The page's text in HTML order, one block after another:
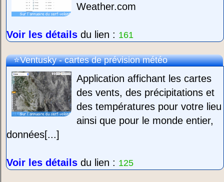
Weather.com
Voir les détails du lien : 161
Ventusky - cartes de prévision météo
Application affichant les cartes
des vents, des précipitations et
des températures pour votre lieu
ainsi que pour le monde entier,
données[...]
Voir les détails du lien : 125